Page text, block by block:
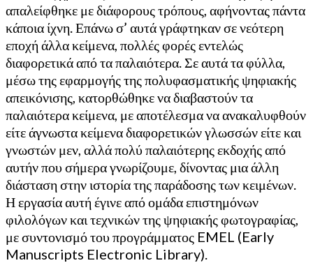
απαλείφθηκε με διάφορους τρόπους, αφήνοντας πάντα
κάποια ίχνη. Επάνω σ’ αυτά γράφτηκαν σε νεότερη
εποχή άλλα κείμενα, πολλές φορές εντελώς
διαφορετικά από τα παλαιότερα. Σε αυτά τα φύλλα,
μέσω της εφαρμογής της πολυφασματικής ψηφιακής
απεικόνισης, κατορθώθηκε να διαβαστούν τα
παλαιότερα κείμενα, με αποτέλεσμα να ανακαλυφθούν
είτε άγνωστα κείμενα διαφορετικών γλωσσών είτε και
γνωστών μεν, αλλά πολύ παλαιότερης εκδοχής από
αυτήν που σήμερα γνωρίζουμε, δίνοντας μια άλλη
διάσταση στην ιστορία της παράδοσης των κειμένων.
Η εργασία αυτή έγινε από ομάδα επιστημόνων
φιλολόγων και τεχνικών της ψηφιακής φωτογραφίας,
με συντονισμό του προγράμματος EMEL (Early
Manuscripts Electronic Library).